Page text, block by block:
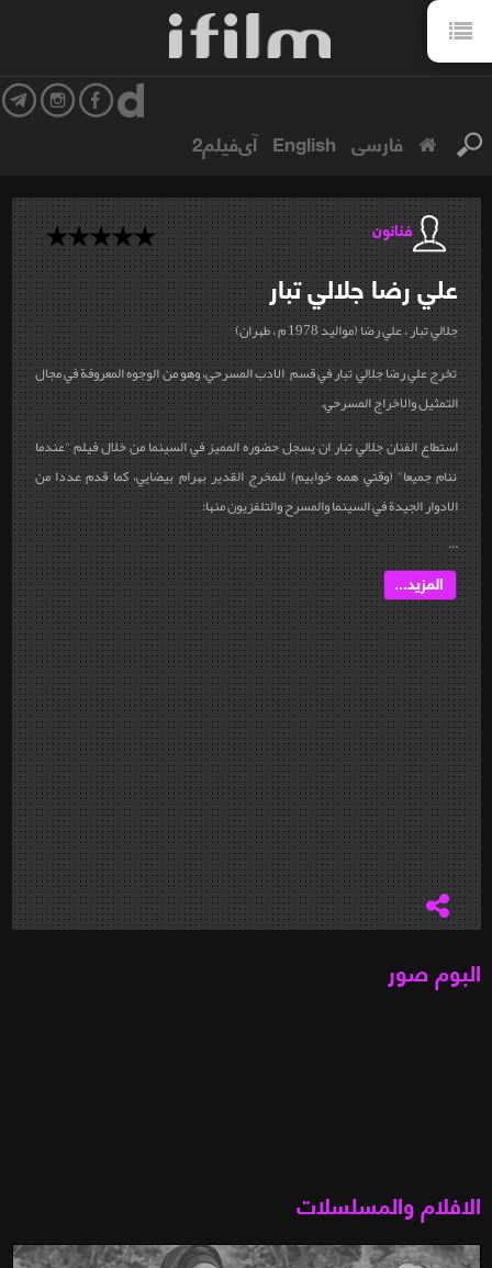
فارسی English آی‌فیلم2
فنانون
علي رضاجلالي تبار
جلالي تبار ، علي رضا (مواليد 1978 م ، طهران)
تخرج علي رضا جلالي تبار في قسم الادب المسرحي، وهو من الوجوه المعروفة في مجال
التمثيل والاخراج المسرحي.
استطاع الفنان جلالي تبار ان يسجل حضوره المميز في السينما من خلال فيلم "عندما
ننام جميعا" (وقتي همه خوابيم) للمخرج القدير بهرام بيضايي، كما قدم عددا من
الادوار الجيدة في السينما والمسرح والتلفزيون منها:
...
المزيد...
البوم صور
الافلام والمسلسلات